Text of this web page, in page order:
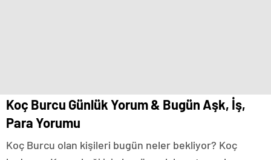
Koç Burcu Günlük Yorum & Bugün Aşk, İş,
Para Yorumu
Koç Burcu olan kişileri bugün neler bekliyor? Koç